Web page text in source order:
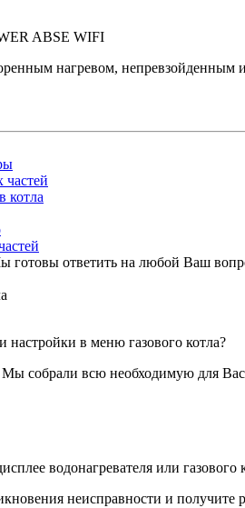
ABSE WIFI
нагревом,
частей
котла
готовы ответить на любой Ваш
настройки в меню газового котла?
Мы собрали всю необходимую для
водонагревателя или газового
неисправности и получите